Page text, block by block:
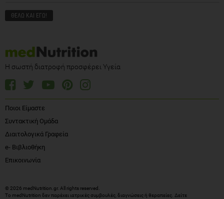
Η σωστή διατροφή προσφέρει Υγεία
Ποιοι Είμαστε
Συντακτική Ομάδα
Διαιτολογικά Γραφεία
e- Βιβλιοθήκη
Επικοινωνία
© 2026 medNutrition.gr. All rights reserved.
Το medNutrition δεν παρέχει ιατρικές συμβουλές, διαγνώσεις ή θεραπείες. Δείτε